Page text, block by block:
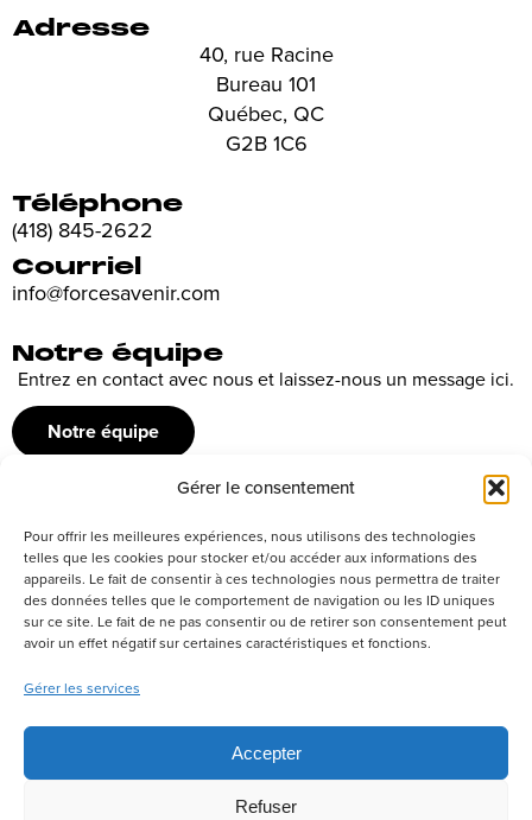
Gérer le consentement
Pour offrir les meilleures expériences, nous utilisons des technologies
telles que les cookies pour stocker et/ou accéder aux informations des
appareils. Le fait de consentir à ces technologies nous permettra de traiter
des données telles que le comportement de navigation ou les ID uniques
sur ce site. Le fait de ne pas consentir ou de retirer son consentement peut
avoir un effet négatif sur certaines caractéristiques et fonctions.
Gérer les services
Accepter
Refuser
Adresse
40, rue Racine
Bureau 101
Québec, QC
G2B 1C6
Téléphone
(418) 845-2622
Courriel
info@forcesavenir.com
Notre équipe
Entrez en contact avec nous et laissez-nous un message ici.
Notre équipe
Recrutement
Découvrez nos offres d’emploi ou envoyez votre candidature
spontanée
Postuler